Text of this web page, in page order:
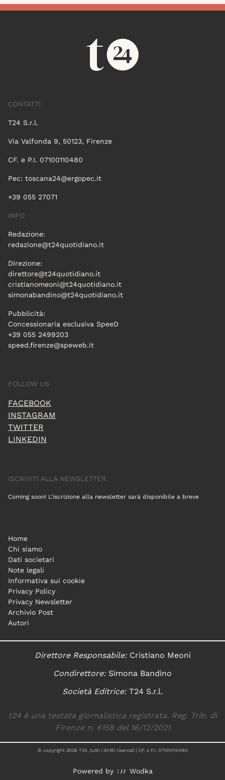
CONTATTI
T24 S.r.l.
Via Valfonda 9, 50123, Firenze
CF. e P.I. 07100110480
Pec: toscana24@ergopec.it
+39 055 27071
INFO
Redazione:
redazione@t24quotidiano.it
Direzione:
direttore@t24quotidiano.it
cristianomeoni@t24quotidiano.it
simonabandino@t24quotidiano.it
Pubblicità:
Concessionaria esclusiva SpeeD
+39 055 2499203
speed.firenze@speweb.it
FOLLOW US
FACEBOOK
INSTAGRAM
TWITTER
LINKEDIN
ISCRIVITI ALLA NEWSLETTER
Coming soon! L'iscrizione alla newsletter sarà disponibile a breve
Home
Chi siamo
Dati societari
Note legali
Informativa sui cookie
Privacy Policy
Privacy Newsletter
Archivio Post
Autori
Direttore Responsabile:Cristiano Meoni
Condirettore:Simona Bandino
Società Editrice:T24 S.r.l.
t24 è una testata giornalistica registrata. Reg. Trib. di
Firenze n. 6158 del 16/12/2021
© copyright 2026 T24, tutti i diritti riservati | CF. e P.I. 07100110480
Powered by Wodka